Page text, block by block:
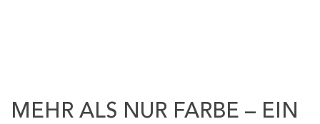
MEHR ALS NUR FARBE – EIN